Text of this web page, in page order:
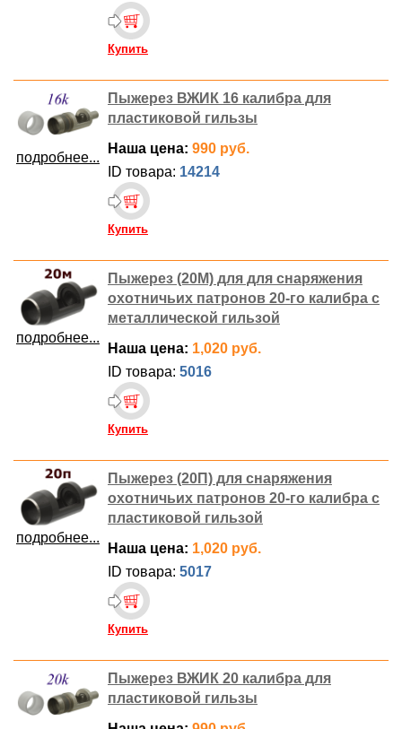
Купить
подробнее...
Пыжерез ВЖИК 16 калибра для
пластиковой гильзы
Наша цена: 990 руб.
ID товара: 14214
Купить
подробнее...
Пыжерез (20М) для для снаряжения
охотничьих патронов 20-го калибра с
металлической гильзой
Наша цена: 1,020 руб.
ID товара: 5016
Купить
подробнее...
Пыжерез (20П) для снаряжения
охотничьих патронов 20-го калибра с
пластиковой гильзой
Наша цена: 1,020 руб.
ID товара: 5017
Купить
Пыжерез ВЖИК 20 калибра для
пластиковой гильзы